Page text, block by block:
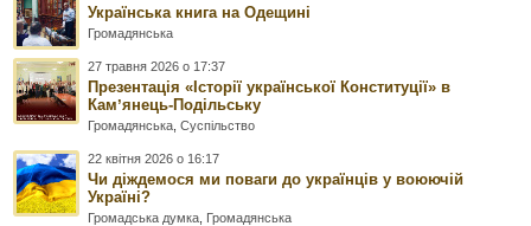
Українська книга на Одещині
Громадянська
27 травня 2026 о 17:37
Презентація «Історії української Конституції» в
Камʼянець-Подільську
Громадянська ,Суспільство
22 квітня 2026 о 16:17
Чи діждемося ми поваги до українців у воюючій
Україні?
Громадська думка Громадянська